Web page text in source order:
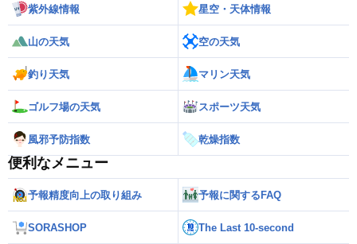
紫外線情報 星空・天体情報
山の天気 空の天気
釣り天気 マリン天気
ゴルフ場の天気 スポーツ天気
風邪予防指数 乾燥指数
便利なメニュー
予報精度向上の取り組み 予報に関するFAQ
SORASHOP The Last 10-second